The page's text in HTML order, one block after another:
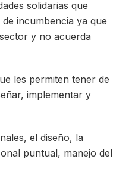
solidarias que
incumbencia ya que
y no acuerda
les permiten tener de
implementar y
el diseño, la
puntual, manejo del